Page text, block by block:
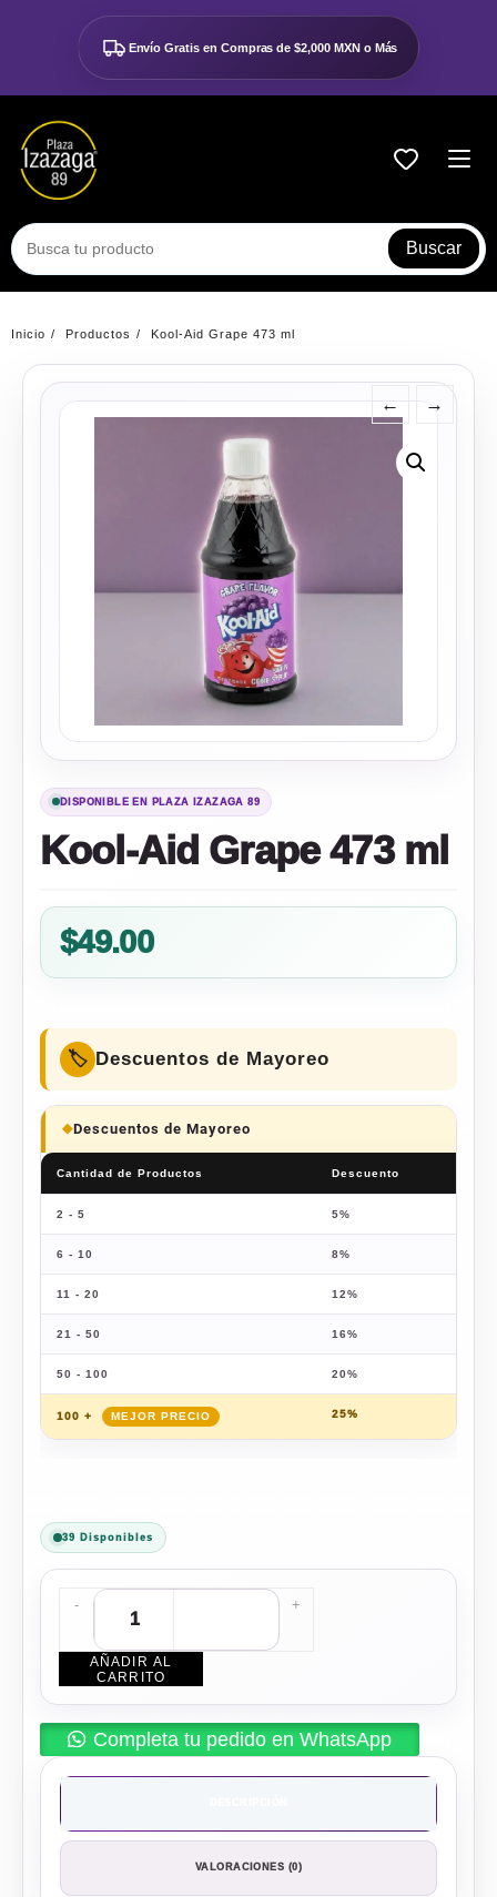
contenido
Envío Gratis en Compras de$2,000 MXN o Más
Buscar
Inicio Productos Kool-Aid Grape 473 ml
DISPONIBLE EN PLAZA IZAZAGA 89
← →
Kool-Aid Grape 473 ml
$49.00
Descuentos de Mayoreo
Descuentos de Mayoreo
Cantidad de Productos Descuento
2 - 5 5%
6 - 10 8%
11 - 20 12%
21 - 50 16%
50 - 100 20%
100 + 25%
39 Disponibles
- +
AÑADIR AL
CARRITO
Completa tu pedido en WhatsApp
VALORACIONES (0)